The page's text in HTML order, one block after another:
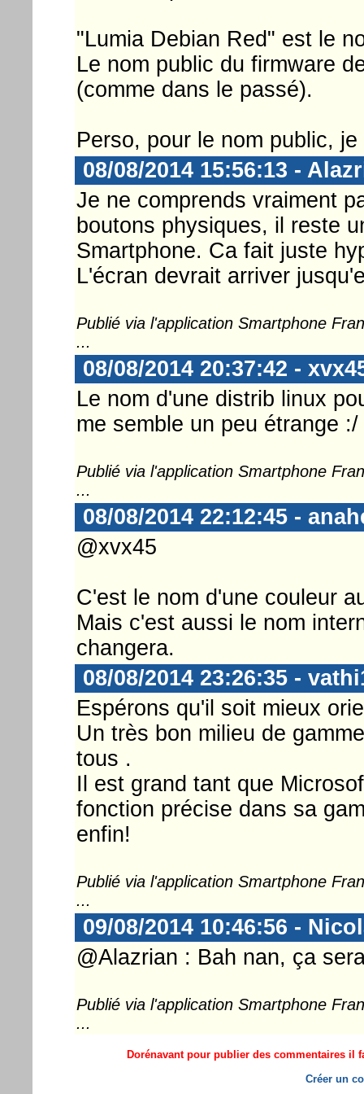
"Lumia Debian Red" est le
Le nom public du firmware
(comme dans le passé).
Perso, pour le nom public,
08/08/2014 15:56:13 -
Je ne comprends vraiment
boutons physiques, il reste
Smartphone. Ca fait juste
L'écran devrait arriver
Publié via l'application Smartphone
...
08/08/2014 20:37:42 -
Le nom d'une distrib linux
me semble un peu étrange :/
Publié via l'application Smartphone
...
08/08/2014 22:12:45 -
@xvx45
C'est le nom d'une couleur
Mais c'est aussi le nom
changera.
08/08/2014 23:26:35 -
Espérons qu'il soit mieux
Un très bon milieu de
tous .
Il est grand tant que
fonction précise dans sa
enfin!
Publié via l'application Smartphone
...
09/08/2014 10:46:56 -
@Alazrian : Bah nan, ça
Publié via l'application Smartphone
...
Dorénavant pour publier des commentaires il
Créer un